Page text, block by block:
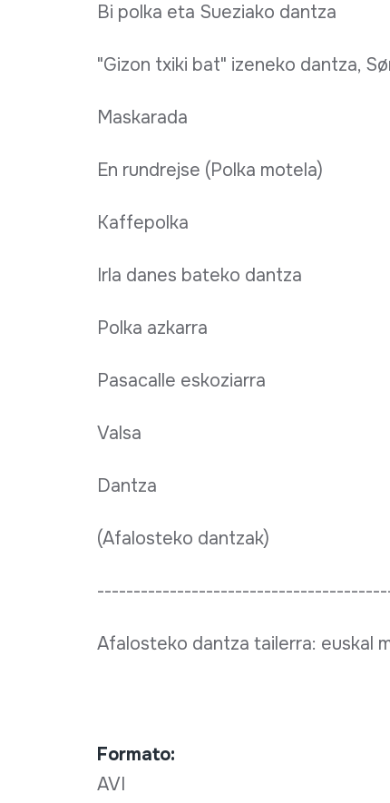
Bi polka eta Sueziako dantza
"Gizon txiki bat" izeneko dantza,
Maskarada
En rundrejse (Polka motela)
Kaffepolka
Irla danes bateko dantza
Polka azkarra
Pasacalle eskoziarra
Valsa
Dantza
(Afalosteko dantzak)
Afalosteko dantza tailerra: euskal
Formato:
AVI